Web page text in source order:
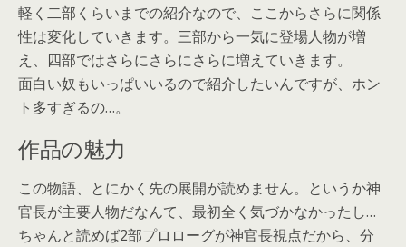
軽く二部くらいまでの紹介なので、ここからさらに関係
性は変化していきます。三部から一気に登場人物が増
え、四部ではさらにさらにさらに増えていきます。
面白い奴もいっぱいいるので紹介したいんですが、ホン
ト多すぎるの…。
作品の魅力
この物語、とにかく先の展開が読めません。というか神
官長が主要人物だなんて、最初全く気づかなかったし…
ちゃんと読めば2部プロローグが神官長視点だから、分